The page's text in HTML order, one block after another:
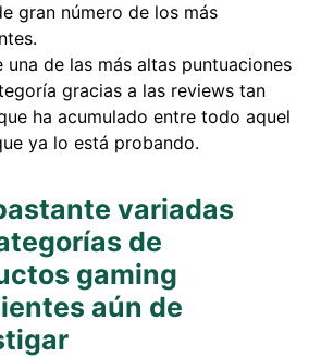
gran número de los más
una de las más altas puntuaciones
gracias a las reviews tan
ha acumulado entre todo aquel
ya lo está probando.
variadas
de
gaming
aún de